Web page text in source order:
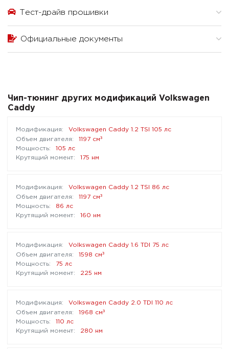
Тест-драйв прошивки
Официальные документы
Чип-тюнинг других модификаций Volkswagen
Caddy
Volkswagen Caddy 1.2 TSI 105 лс
1197 см³
105 лс
175 нм
Volkswagen Caddy 1.2 TSI 86 лс
1197 см³
86 лс
160 нм
Volkswagen Caddy 1.6 TDI 75 лс
1598 см³
75 лс
225 нм
Volkswagen Caddy 2.0 TDI 110 лс
1968 см³
110 лс
280 нм